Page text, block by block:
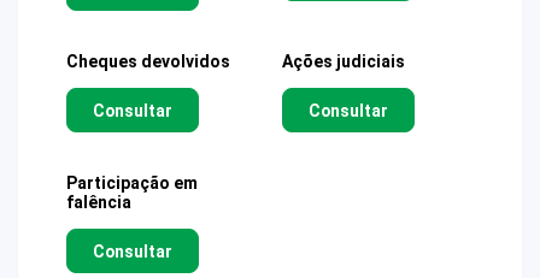
Cheques devolvidos
Consultar
Ações judiciais
Consultar
Participação em
falência
Consultar